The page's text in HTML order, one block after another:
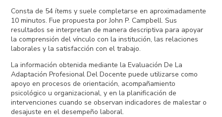
Consta de 54 ítems y suele completarse en aproximadamente
10 minutos. Fue propuesta por John P. Campbell. Sus
resultados se interpretan de manera descriptiva para apoyar
la comprensión del vínculo con la institución, las relaciones
laborales y la satisfacción con el trabajo.
La información obtenida mediante la Evaluación De La
Adaptación Profesional Del Docente puede utilizarse como
apoyo en procesos de orientación, acompañamiento
psicológico u organizacional, y en la planificación de
intervenciones cuando se observan indicadores de malestar o
desajuste en el desempeño laboral.